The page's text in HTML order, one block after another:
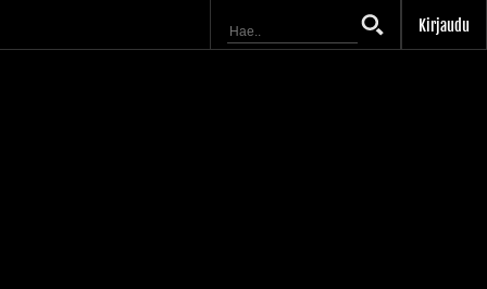
Kirjaudu